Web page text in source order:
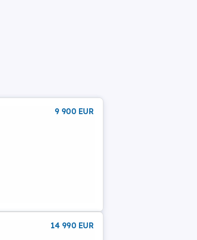
9 900 EUR
uvm.
ABS,Einparkhilfe
14 990 EUR